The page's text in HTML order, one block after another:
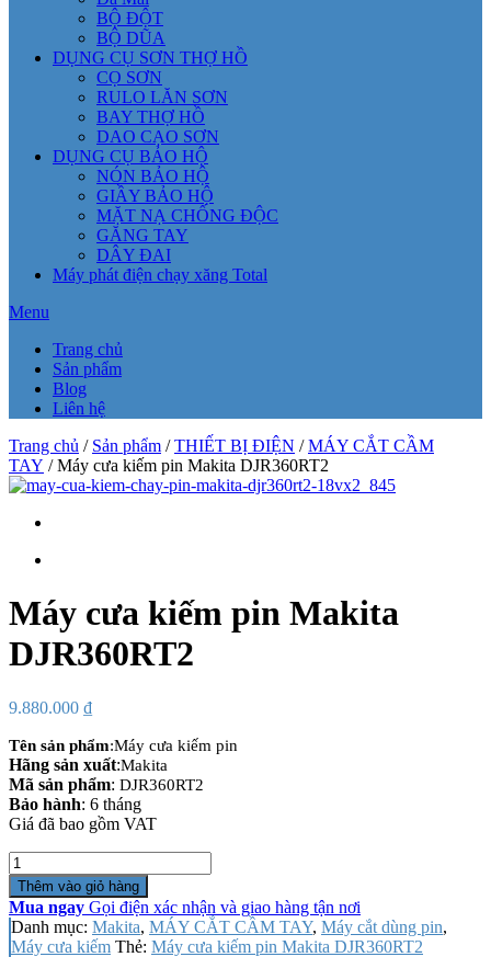
BỘ ĐỘT
BỘ DŨA
DỤNG CỤ SƠN THỢ HỒ
CỌ SƠN
RULO LĂN SƠN
BAY THỢ HỒ
DAO CẠO SƠN
DỤNG CỤ BẢO HỘ
NÓN BẢO HỘ
GIẦY BẢO HỘ
MẶT NẠ CHỐNG ĐỘC
GĂNG TAY
DÂY ĐAI
Máy phát điện chạy xăng Total
Menu
Trang chủ
Sản phẩm
Blog
Liên hệ
Trang chủ / Sản phẩm /THIẾT BỊ ĐIỆN /MÁY CẮT CẦM
TAY / Máy cưa kiếm pin Makita DJR360RT2
Máy cưa kiếm pin Makita
DJR360RT2
9.880.000 ₫
Tên sản phẩm:Máy cưa kiếm pin
Hãng sản xuất:Makita
Mã sản phẩm: DJR360RT2
Bảo hành: 6 tháng
Giá đã bao gồm VAT
Số
lượng
Thêm vào giỏ hàng
Mua ngay Gọi điện xác nhận và giao hàng tận nơi
Danh mục: Makita, MÁY CẮT CẦM TAY, Máy cắt dùng pin,
Máy cưa kiếm Thẻ: Máy cưa kiếm pin Makita DJR360RT2